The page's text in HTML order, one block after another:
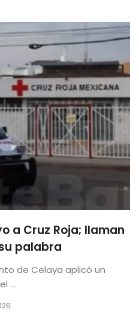
a Cruz Roja; llaman
palabra
de Celaya aplicó un
...